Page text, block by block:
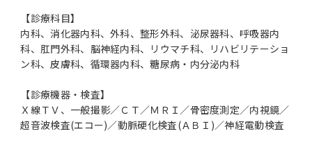
【診療科目】
内科、消化器内科、外科、整形外科、泌尿器科、呼吸器内
科、肛門外科、脳神経内科、リウマチ科、リハビリテーショ
ン科、皮膚科、循環器内科、糖尿病・内分泌内科
【診療機器・検査】
Ｘ線ＴＶ、一般撮影／ＣＴ／ＭＲＩ／骨密度測定／内視鏡／
超音波検査(エコー)／動脈硬化検査(ＡＢＩ)／神経電動検査